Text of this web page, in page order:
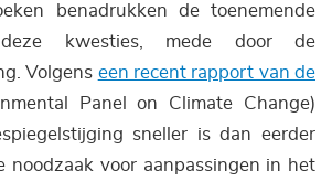
benadrukken de toenemende
kwesties, mede door de
Volgens een recent rapport van de
Panel on Climate Change)
sneller is dan eerder
noodzaak voor aanpassingen in het